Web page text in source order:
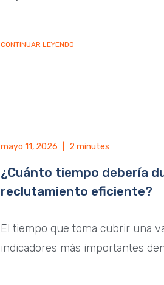
CONTINUAR LEYENDO
mayo 11, 2026 2 minutes
¿Cuánto tiempo debería
reclutamiento eficiente?
El tiempo que toma cubrir una
indicadores más importantes